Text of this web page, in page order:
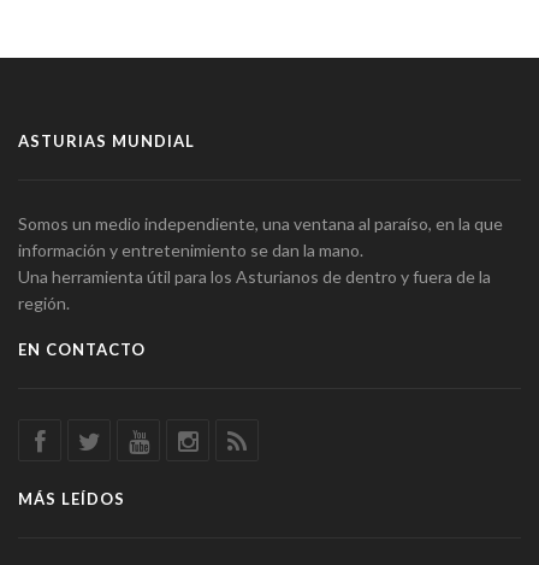
ASTURIAS MUNDIAL
Somos un medio independiente, una ventana al paraíso, en la que
información y entretenimiento se dan la mano.
Una herramienta útil para los Asturianos de dentro y fuera de la
región.
EN CONTACTO
MÁS LEÍDOS